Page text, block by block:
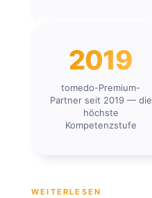
2019
tomedo-Premium-
Partner seit 2019 — die
höchste
Kompetenzstufe
WEITERLESEN